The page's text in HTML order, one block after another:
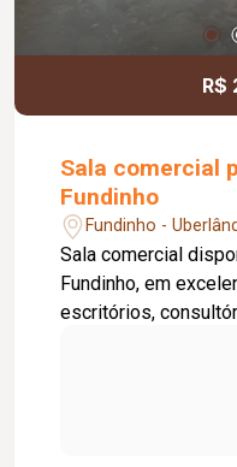
informações e
R$
Sala comercial
Fundinho
Fundinho -
Sala comercial
Fundinho, em
escritórios,
aproximadamente
ponto de água,
oferecendo